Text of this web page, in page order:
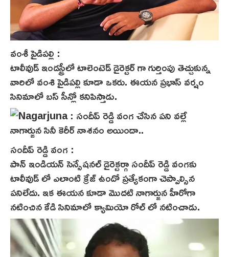
వంశీ పైడిపల్లి :
టాలీవుడ్ ఇండస్ట్రీలో టాలెంటెడ్ డైరెక్టర్ గా గుర్తింపు తెచ్చుకున్న
వారిలో వంశి పైడిపల్లి కూడా ఒకరు. ఈయన ప్రభాస్ వర్షం
సినిమాలో బస్ సీన్లో కనిపిస్తాడు.
సందీప్ రెడ్డి వంగ :
పాన్ ఇండియన్ సెన్సేషనల్ డైరెక్టర్గా సందీప్ రెడ్డి వంగకు
టాలీవుడ్ లో ఎలాంటి క్రేజ్ ఉందో ప్రత్యేకంగా చెప్పాల్సిన
పనిలేదు. ఇక ఈయ‌న‌ కూడా మొదటి నాగార్జున హీరోగా
నటించిన కేడి సినిమాలో క్యామియో రోల్ లో నటించాడు.